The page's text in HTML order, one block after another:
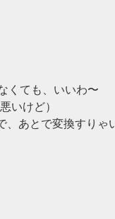
くても、いいわ〜
いけど）
、あとで変換すりゃ